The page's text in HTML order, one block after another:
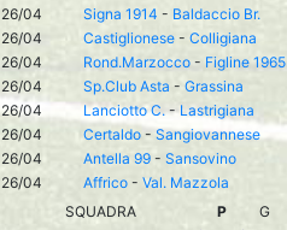
26/04
Signa 1914 - Baldaccio Br.
26/04
Castiglionese - Colligiana
26/04
Rond.Marzocco - Figline 1965
26/04
Sp.Club Asta - Grassina
26/04
Lanciotto C. -Lastrigiana
26/04
Certaldo - Sangiovannese
26/04
Antella 99 - Sansovino
26/04
Affrico - Val. Mazzola
SQUADRA
P G